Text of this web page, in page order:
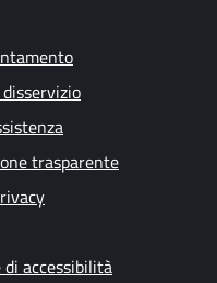
trasparente
accessibilità